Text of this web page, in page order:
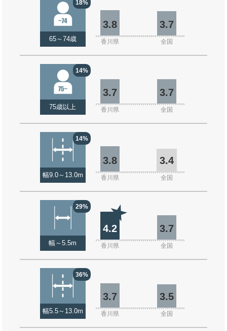
18%
65～74歳
3.8 3.7
香川県 全国
14%
75歳以上
3.7 3.7
香川県 全国
14%
幅9.0～13.0m
3.8 3.4
香川県 全国
29%
幅～5.5m
4.2 3.7
香川県 全国
36%
幅5.5～13.0m
3.7 3.5
香川県 全国